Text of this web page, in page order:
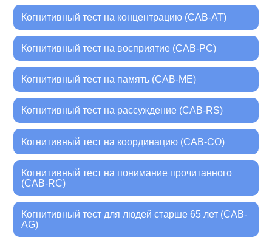
Когнитивный тест на концентрацию (CAB-AT)
Когнитивный тест на восприятие (CAB-PC)
Когнитивный тест на память (CAB-ME)
Когнитивный тест на рассуждение (CAB-RS)
Когнитивный тест на координацию (CAB-CO)
Когнитивный тест на понимание прочитанного
(CAB-RC)
Когнитивный тест для людей старше 65 лет (CAB-
AG)